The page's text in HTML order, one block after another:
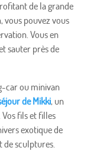
de la grande
vous pouvez vous
Vous en
sauter près de
car ou minivan
de Mikki, un
fils et filles
exotique de
de sculptures.